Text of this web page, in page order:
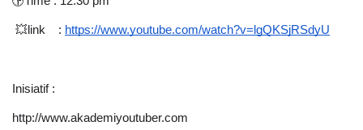
💥link    : https://www.youtube.com/watch?v=lgQKSjRSdyU
Inisiatif :
http://www.akademiyoutuber.com